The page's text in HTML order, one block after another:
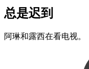
总是​迟到
阿琳​和​露西​在看​电视。